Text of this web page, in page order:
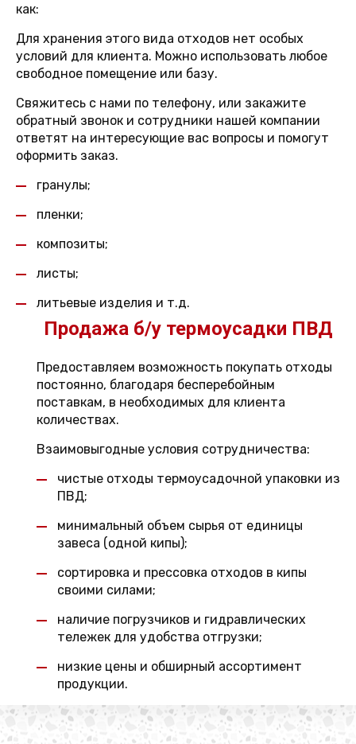
как:
Для хранения этого вида отходов нет особых
условий для клиента. Можно использовать любое
свободное помещение или базу.
Свяжитесь с нами по телефону, или закажите
обратный звонок и сотрудники нашей компании
ответят на интересующие вас вопросы и помогут
оформить заказ.
гранулы;
пленки;
композиты;
листы;
литьевые изделия и т.д.
Продажа б/у термоусадки ПВД
Предоставляем возможность покупать отходы
постоянно, благодаря бесперебойным
поставкам, в необходимых для клиента
количествах.
Взаимовыгодные условия сотрудничества:
чистые отходы термоусадочной упаковки из
ПВД;
минимальный объем сырья от единицы
завеса (одной кипы);
сортировка и прессовка отходов в кипы
своими силами;
наличие погрузчиков и гидравлических
тележек для удобства отгрузки;
низкие цены и обширный ассортимент
продукции.